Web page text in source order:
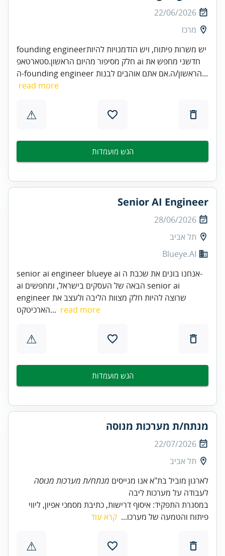
22/06/2026
מרכז
founding engineerיש משרות פיתוח, ויש הזדמנויות להיות
חלק מסיפור מהיום הראשון.סטארטאפ ai חדשני מחפש את
ה-founding engineer הראשון/ה.אם אתם אוהבים לבנות...
read more
⚠
הגש מועמדות
Senior AI Engineer
28/06/2026
תל אביב
Blueye.AI
senior ai engineer blueye ai אנחנו בונים את שכבת ה-
ai הבאה של העסקים בישראל, ומחפשים senior ai
engineer שרוצה להיות חלק מצוות הליבה ולעצב את
הארכיטקט... read more
⚠
הגש מועמדות
מנתח/ת מערכות מנוסה
22/07/2026
תל אביב
לארגון מוביל בת"א אנו מגייסים מנתח/ת מערכות מנוסה
לעבודה על מערכות ליבה
במסגרת התפקיד: איסוף דרישות, כתיבת מסמכי אפיון, ליווי
פיתוח והטמעה של מערכו... קרא עוד
⚠